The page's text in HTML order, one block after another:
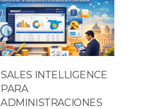
SALES INTELLIGENCE
PARA
ADMINISTRACIONES